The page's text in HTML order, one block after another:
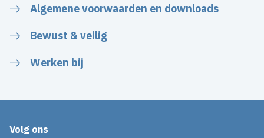
Algemene voorwaarden en downloads
Bewust & veilig
Werken bij
Volg ons